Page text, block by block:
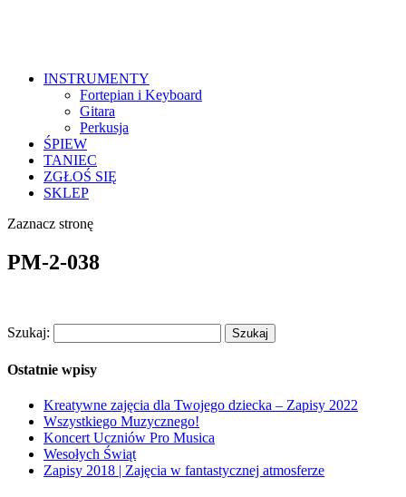
INSTRUMENTY
Fortepian i Keyboard
Gitara
Perkusja
ŚPIEW
TANIEC
ZGŁOŚ SIĘ
SKLEP
Zaznacz stronę
PM-2-038
Szukaj:
Ostatnie wpisy
Kreatywne zajęcia dla Twojego dziecka – Zapisy 2022
Wszystkiego Muzycznego!
Koncert Uczniów Pro Musica
Wesołych Świąt
Zapisy 2018 | Zajęcia w fantastycznej atmosferze